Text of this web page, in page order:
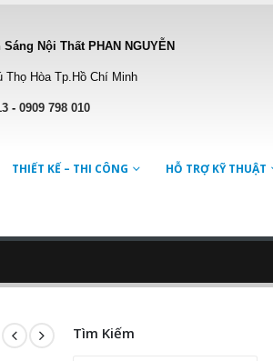
Nội Thất PHAN NGUYỄN
Hòa Tp.Hồ Chí Minh
-0909 798 010
THIẾT KẾ – THI CÔNG HỖ TRỢ KỸ THUẬT
Tìm Kiếm